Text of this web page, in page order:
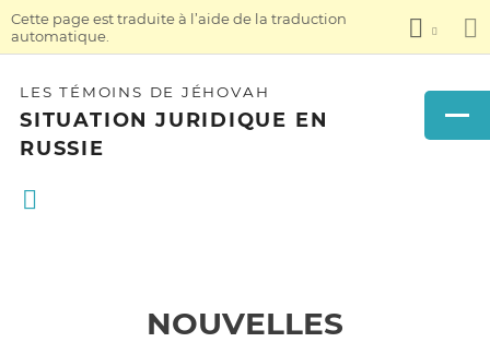
Cette page est traduite à l’aide de la traduction
automatique.
LES TÉMOINS DE JÉHOVAH
SITUATION JURIDIQUE EN
RUSSIE
NOUVELLES